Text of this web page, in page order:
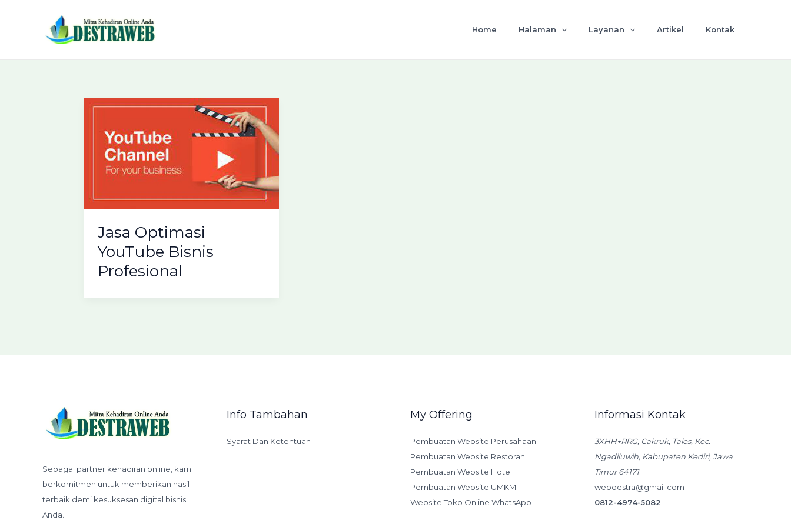
Home Halaman Layanan Artikel Kontak
Jasa Optimasi
YouTube Bisnis
Profesional
Sebagai partner kehadiran online, kami
berkomitmen untuk memberikan hasil
terbaik demi kesuksesan digital bisnis
Anda.
Info Tambahan
Syarat Dan Ketentuan
My Offering
Pembuatan Website Perusahaan
Pembuatan Website Restoran
Pembuatan Website Hotel
Pembuatan Website UMKM
Website Toko Online WhatsApp
Informasi Kontak
3XHH+RRG, Cakruk, Tales, Kec.
Ngadiluwih, Kabupaten Kediri, Jawa
Timur 64171
webdestra@gmail.com
0812-4974-5082